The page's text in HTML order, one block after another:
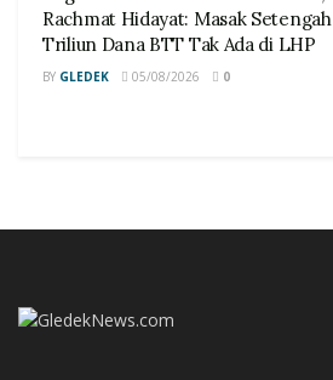
Rachmat Hidayat: Masak Setengah
Triliun Dana BTT Tak Ada di LHP
BY GLEDEK 05/08/2026 0